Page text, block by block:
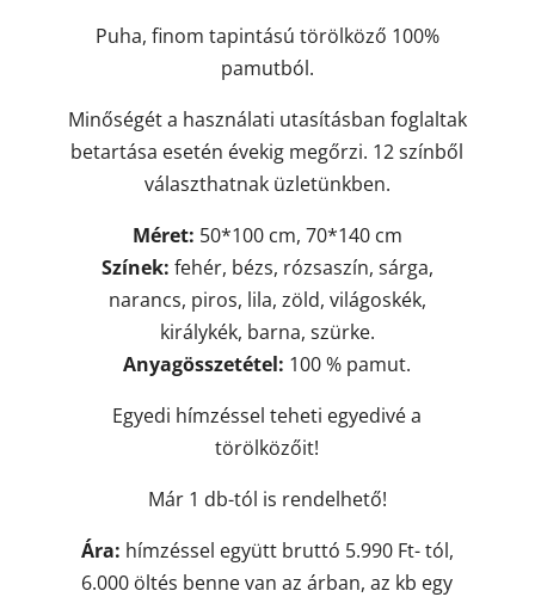
Puha, finom tapintású törölköző 100%
pamutból.
Minőségét a használati utasításban foglaltak
betartása esetén évekig megőrzi. 12 színből
választhatnak üzletünkben.
Méret: 50*100 cm, 70*140 cm
Színek: fehér, bézs, rózsaszín, sárga,
narancs, piros, lila, zöld, világoskék,
királykék, barna, szürke.
Anyagösszetétel: 100 % pamut.
Egyedi hímzéssel teheti egyedivé a
törölközőit!
Már 1 db-tól is rendelhető!
Ára: hímzéssel együtt bruttó 5.990 Ft- tól,
6.000 öltés benne van az árban, az kb egy